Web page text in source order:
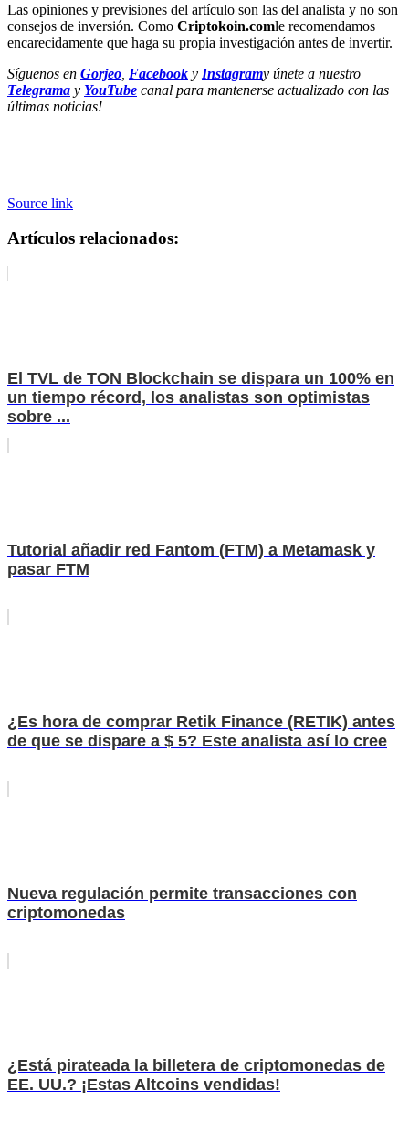
Las opiniones y previsiones del artículo son las del analista y no son
consejos de inversión. Como Criptokoin.comle recomendamos
encarecidamente que haga su propia investigación antes de invertir.
Síguenos en Gorjeo Facebook y Instagramy únete a nuestro
Telegrama y YouTube canal para mantenerse actualizado con las
últimas noticias!
Source link
Artículos relacionados:
El TVL de TON Blockchain se dispara un 100% en
un tiempo récord, los analistas son optimistas
sobre ...
Tutorial añadir red Fantom (FTM) a Metamask y
pasar FTM
¿Es hora de comprar Retik Finance (RETIK) antes
de que se dispare a $ 5? Este analista así lo cree
Nueva regulación permite transacciones con
criptomonedas
¿Está pirateada la billetera de criptomonedas de
EE. UU.? ¡Estas Altcoins vendidas!